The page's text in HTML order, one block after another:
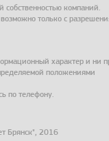
собственностью компаний.
только с
характер и ни
положениями
по телефону.
Брянск", 2016